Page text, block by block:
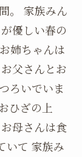
。 家族みん
優しい春の
姉ちゃんは
父さんとお
ろいでいま
ひざの上
母さんは食
いて 家族み